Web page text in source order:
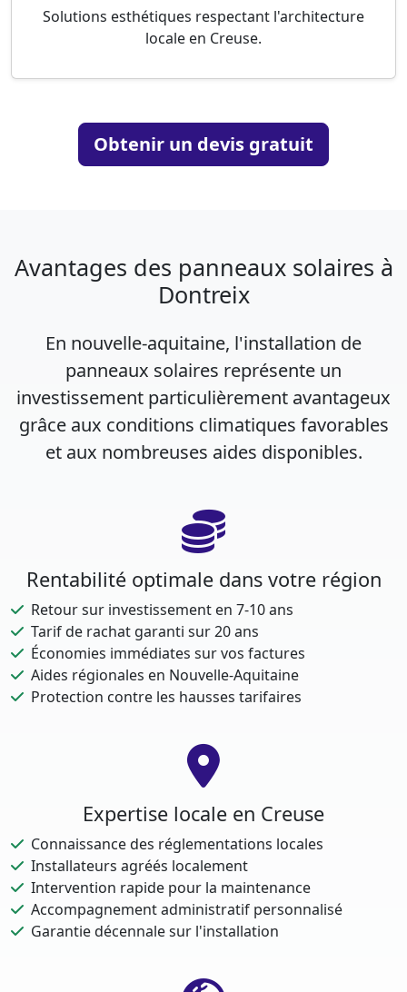
Solutions esthétiques respectant l'architecture
locale en Creuse.
Obtenir un devis gratuit
Avantages des panneaux solaires à
Dontreix
En nouvelle-aquitaine, l'installation de
panneaux solaires représente un
investissement particulièrement avantageux
grâce aux conditions climatiques favorables
et aux nombreuses aides disponibles.
Rentabilité optimale dans votre région
Retour sur investissement en 7-10 ans
Tarif de rachat garanti sur 20 ans
Économies immédiates sur vos factures
Aides régionales en Nouvelle-Aquitaine
Protection contre les hausses tarifaires
Expertise locale en Creuse
Connaissance des réglementations locales
Installateurs agréés localement
Intervention rapide pour la maintenance
Accompagnement administratif personnalisé
Garantie décennale sur l'installation